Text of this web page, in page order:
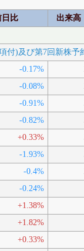
日比 出来高
付)及び第7回新株
-0.17%
-0.08%
-0.91%
-0.82%
+0.33%
-1.93%
-0.4%
-0.24%
+1.38%
+1.82%
+0.33%